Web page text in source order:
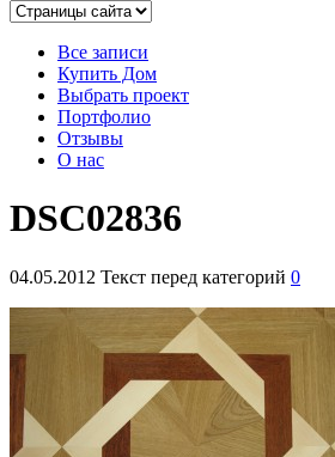
Все записи
Купить Дом
Выбрать проект
Портфолио
Отзывы
О нас
DSC02836
04.05.2012 Текст перед категорий 0